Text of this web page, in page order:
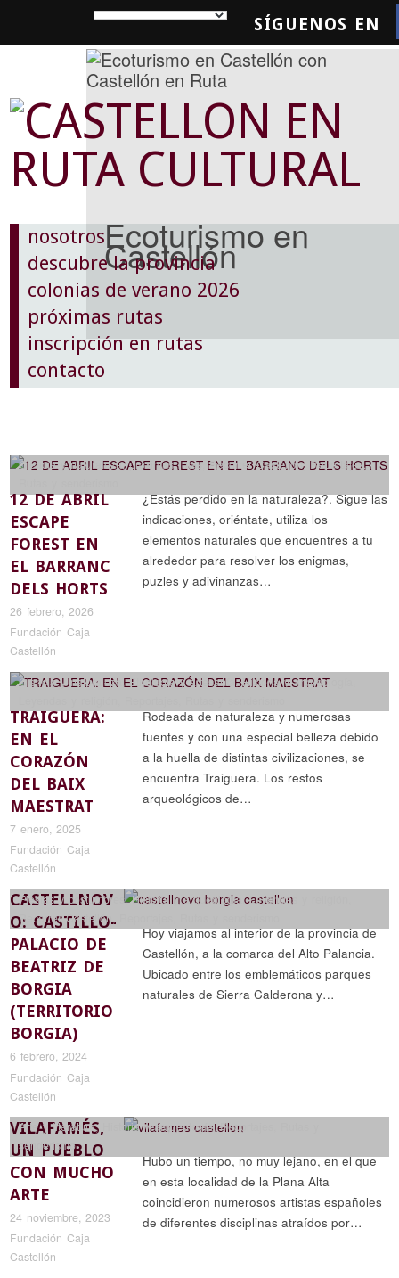
SÍGUENOS EN
Ecoturismo en
Castellón
nosotros
descubre la provincia
colonias de verano 2026
próximas rutas
inscripción en rutas
contacto
12 DE ABRIL
ESCAPE
FOREST EN
EL BARRANC
DELS HORTS
26 febrero, 2026
Fundación Caja
Castellón
Ciencia y naturaleza,próximas rutas,Recorrer Castellón,Reportajes,
¿Estás perdido en la naturaleza?. Sigue las
indicaciones, oriéntate, utiliza los
elementos naturales que encuentres a tu
alrededor para resolver los enigmas,
puzles y adivinanzas…
TRAIGUERA:
EN EL
CORAZÓN
DEL BAIX
MAESTRAT
7 enero, 2025
Fundación Caja
Castellón
Ciencia y naturaleza ,Etnología y artesanía,Historia y arqueología
Rodeada de naturaleza y numerosas
fuentes y con una especial belleza debido
a la huella de distintas civilizaciones, se
encuentra Traiguera. Los restos
arqueológicos de…
CASTELLNOV
O: CASTILLO-
PALACIO DE
BEATRIZ DE
BORGIA
(TERRITORIO
BORGIA)
6 febrero, 2024
Fundación Caja
Castellón
Fiestas y costumbres,Historia y arqueología ,Leyendas y religión
Recorrer Castellón,
Hoy viajamos al interior de la provincia de
Castellón, a la comarca del Alto Palancia.
Ubicado entre los emblemáticos parques
naturales de Sierra Calderona y…
VILAFAMÉS,
UN PUEBLO
CON MUCHO
ARTE
24 noviembre, 2023
Fundación Caja
Castellón
Arte y literatura, Historia y arqueología,Reportajes
senderismo
Hubo un tiempo, no muy lejano, en el que
en esta localidad de la Plana Alta
coincidieron numerosos artistas españoles
de diferentes disciplinas atraídos por…